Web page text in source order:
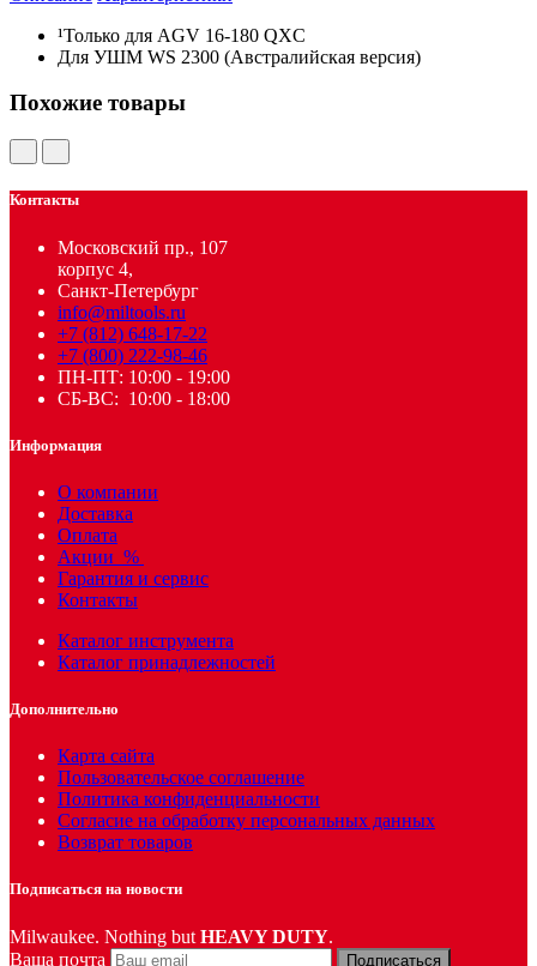
¹Только для AGV 16-180 QXC
Для УШМ WS 2300 (Австралийская версия)
Похожие товары
Контакты
Московский пр., 107
корпус 4,
Санкт-Петербург
info@miltools.ru
+7 (812) 648-17-22
+7 (800) 222-98-46
ПН-ПТ: 10:00 - 19:00
СБ-ВС: 10:00 - 18:00
Информация
О компании
Доставка
Оплата
Акции %
Гарантия и сервис
Контакты
Каталог инструмента
Каталог принадлежностей
Дополнительно
Карта сайта
Пользовательское соглашение
Политика конфиденциальности
Согласие на обработку персональных данных
Возврат товаров
Подписаться на новости
Milwaukee. Nothing but HEAVY DUTY.
Ваша почта
Подписаться